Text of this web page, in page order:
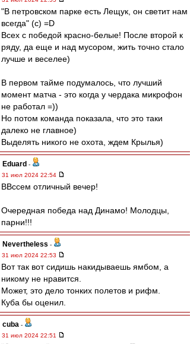
"В петровском парке есть Лещук, он светит нам
всегда" (с) =D
Всех с победой красно-белые! После второй к
ряду, да еще и над мусором, жить точно стало
лучше и веселее)
В первом тайме подумалось, что лучший
момент матча - это когда у чердака микрофон
не работал =))
Но потом команда показала, что это таки
далеко не главное)
Выделять никого не охота, ждем Крылья)
Eduard -
31 июл 2024 22:54
ВВссем отличный вечер!
Очередная победа над Динамо! Молодцы,
парни!!!
Nevertheless -
31 июл 2024 22:53
Вот так вот сидишь накидываешь ямбом, а
никому не нравится.
Может, это дело тонких полетов и рифм.
Куба бы оценил.
cuba -
31 июл 2024 22:51